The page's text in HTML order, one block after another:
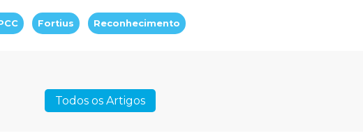
Fortius Reconhecimento
Todos os Artigos